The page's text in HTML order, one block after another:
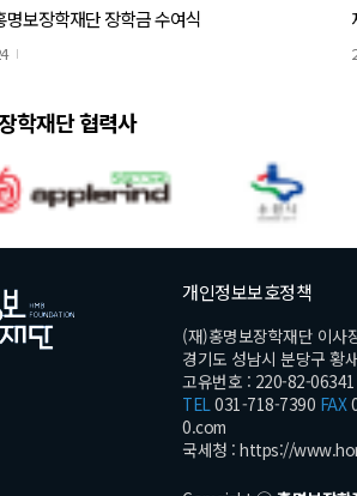
명보장학재단 장학금 수여식
학재단 협력사
개인정보보호정책
(재)홍명보장학재단 이사
경기도 성남시 분당구 황
고유번호 : 220-82-06341
TEL031-718-7390 FAX
0.com
국세청 : https://